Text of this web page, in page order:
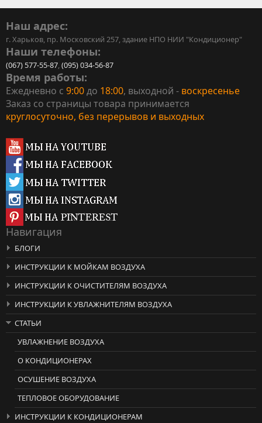
Наш адрес:
г. Харьков, пр. Московский 257, здание НПО НИИ "Кондиционер"
Наши телефоны:
(067) 577-55-87,(095) 034-56-87
Время работы:
Ежедневно с 9:00до 18:00, выходной - воскресенье
Заказ со страницы товара принимается
круглосуточно, без перерывов и выходных
Навигация
БЛОГИ
ИНСТРУКЦИИ К МОЙКАМ ВОЗДУХА
ИНСТРУКЦИИ К ОЧИСТИТЕЛЯМ ВОЗДУХА
ИНСТРУКЦИИ К УВЛАЖНИТЕЛЯМ ВОЗДУХА
СТАТЬИ
УВЛАЖНЕНИЕ ВОЗДУХА
О КОНДИЦИОНЕРАХ
ОСУШЕНИЕ ВОЗДУХА
ТЕПЛОВОЕ ОБОРУДОВАНИЕ
ИНСТРУКЦИИ К КОНДИЦИОНЕРАМ